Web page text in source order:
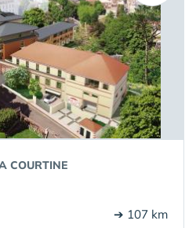
COURTINE
➔ 107 km